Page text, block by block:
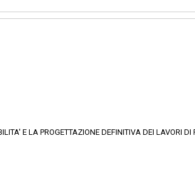
E LA PROGETTAZIONE DEFINITIVA DEI LAVORI